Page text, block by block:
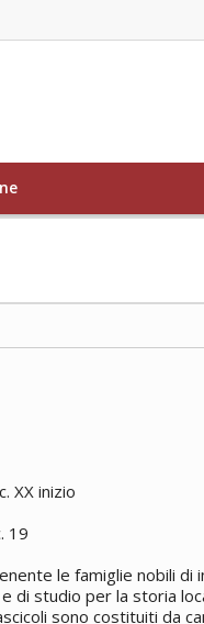
XX inizio
19
le famiglie nobili
di studio per la storia
sono costituiti da